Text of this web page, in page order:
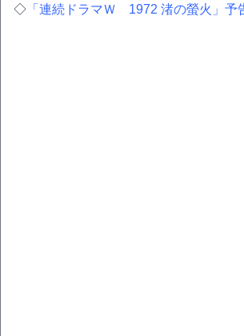
◇ 「連続ドラマＷ 1972 渚の螢火」予